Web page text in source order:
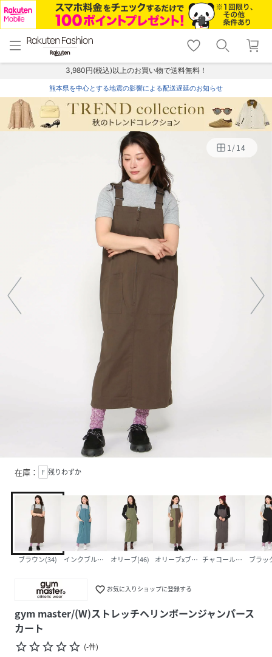
menu home
トップ
shopping_cart lock_outline
ログイン
3,980円(税込)以上のお買い物で送料無料！
熊本県を中心とする地震の影響による配送遅延のお知らせ
1/14
在庫： F 残りわずか
ブラウン(34) インクブルー(56)オリーブ(46) オリーブxブラウン(81)チャコールグレー(04)
ブラッ
favorite_border お気に入りショップに登録する
gym master/(W)ストレッチヘリンボーンジャンパース
カート
star_borderstar_borderstar_borderstar_borderstar_border (-件)